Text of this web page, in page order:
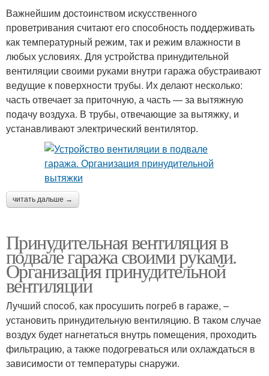
Важнейшим достоинством искусственного
проветривания считают его способность поддерживать
как температурный режим, так и режим влажности в
любых условиях. Для устройства принудительной
вентиляции своими руками внутри гаража обустраивают
ведущие к поверхности трубы. Их делают несколько:
часть отвечает за приточную, а часть — за вытяжную
подачу воздуха. В трубы, отвечающие за вытяжку, и
устанавливают электрический вентилятор.
читать дальше →
Принудительная вентиляция в
подвале гаража своими руками.
Организация принудительной
вентиляции
Лучший способ, как просушить погреб в гараже, –
установить принудительную вентиляцию. В таком случае
воздух будет нагнетаться внутрь помещения, проходить
фильтрацию, а также подогреваться или охлаждаться в
зависимости от температуры снаружи.